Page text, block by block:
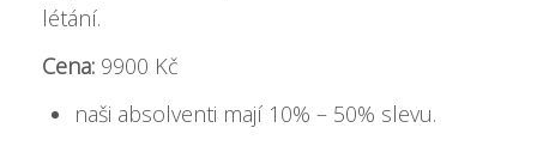
létání.
Cena: 9900 Kč
naši absolventi mají 10% – 50% slevu.